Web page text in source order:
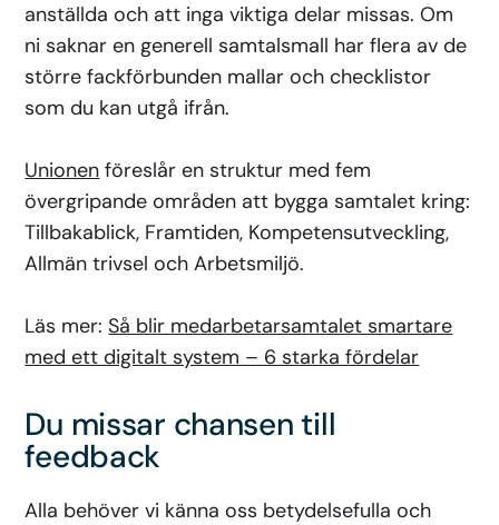
anställda och att inga viktiga delar missas. Om
ni saknar en generell samtalsmall har flera av de
större fackförbunden mallar och checklistor
som du kan utgå ifrån.
Unionen föreslår en struktur med fem
övergripande områden att bygga samtalet kring:
Tillbakablick, Framtiden, Kompetensutveckling,
Allmän trivsel och Arbetsmiljö.
Läs mer:Så blir medarbetarsamtalet smartare
med ett digitalt system – 6 starka fördelar
Du missar chansen till
feedback
Alla behöver vi känna oss betydelsefulla och